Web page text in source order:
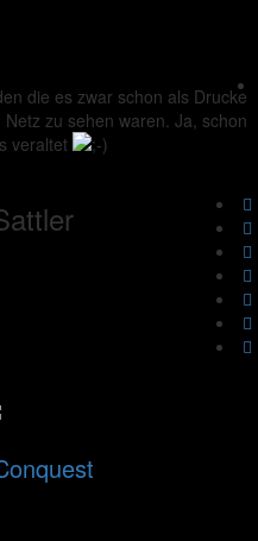
die es zwar schon als Drucke
zu sehen waren. Ja, schon
veraltet